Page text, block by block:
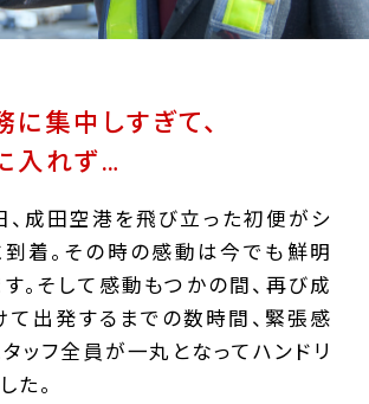
集中しすぎて、
入れず…
成田空港を飛び立った初便がシ
着。その時の感動は今でも鮮明
。そして感動もつかの間、再び成
出発するまでの数時間、緊張感
ッフ全員が一丸となってハンドリ
た。